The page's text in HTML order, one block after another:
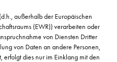
außerhalb der Europäischen
(EWR)) verarbeiten oder
von Diensten Dritter
von Daten an andere Personen,
erfolgt dies nur im Einklang mit den